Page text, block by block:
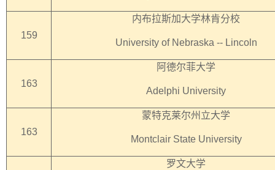
159
内布拉斯加大学林肯分校
University of Nebraska -- Lincoln
163
阿德尔菲大学
Adelphi University
163
蒙特克莱尔州立大学
Montclair State University
罗文大学